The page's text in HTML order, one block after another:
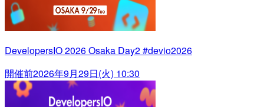
DevelopersIO 2026 Osaka Day2 #devio2026
開催前2026年9月29日(火) 10:30